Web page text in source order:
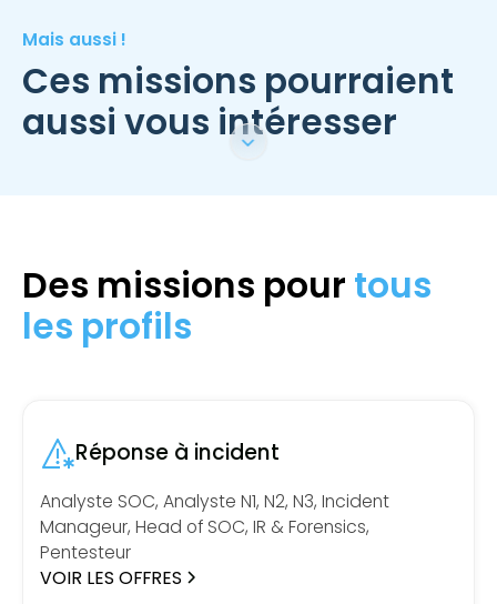
Mais aussi !
Ces missions pourraient
aussi vous intéresser
Des missions pour tous
les profils
Réponse à incident
Analyste SOC, Analyste N1, N2, N3, Incident
Manageur, Head of SOC, IR & Forensics,
Pentesteur
VOIR LES OFFRES